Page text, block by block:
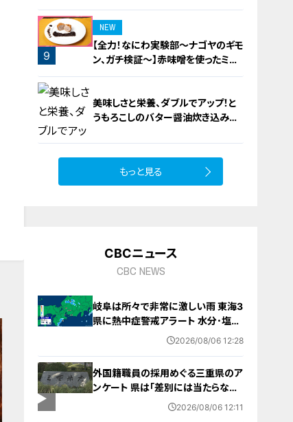
ロースト
9
NEW
【全力！なにわ実験部～ナゴヤのギモ
ン、ガチ検証～】赤味噌を使ったミル
フィーユ味噌トンカツ
美味しさと栄養、ダブルでアップ！と
うもろこしのバター醤油炊き込みご
もっと見る
CBCニュース
CBC NEWS
岐阜は所々で非常に激しい雨 東海3
県に熱中症警戒アラート 水分･塩分
補給など対策を 愛知･名古屋･岐阜･
2026/08/06 12:28
外国籍職員の採用めぐる三重県のア
ンケート 県は｢差別には当たらない｣
と示す方針 諮問機関は｢差別にあた
2026/08/06 12:11